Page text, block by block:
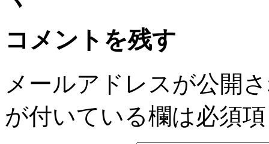
コメントを残す
メールアドレスが公開
が付いている欄は必須